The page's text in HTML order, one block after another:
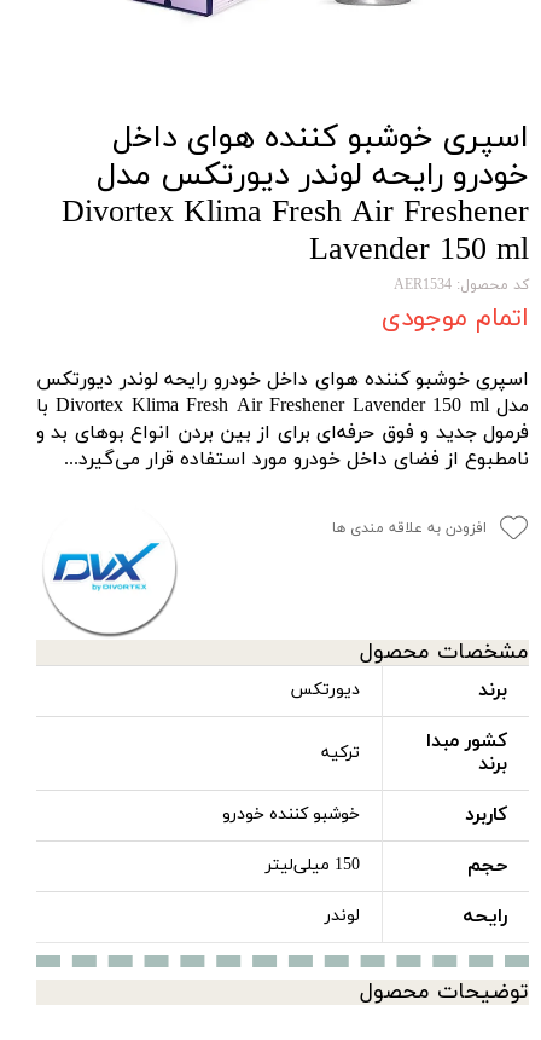
اسپری خوشبو کننده هوای داخل
خودرو رایحه لوندر دیورتکس مدل
Divortex Klima Fresh Air Freshener
Lavender 150 ml
کد محصول: AER1534
اتمام موجودی
اسپری خوشبو کننده هوای داخل خودرو رایحه لوندر دیورتکس
مدل Divortex Klima Fresh Air Freshener Lavender 150 ml با
فرمول جدید و فوق حرفه‌ای برای از بین بردن انواع بوهای بد و
نامطبوع از فضای داخل خودرو مورد استفاده قرار می‌‌گیرد...
افزودن به علاقه مندی ها
مشخصات محصول
برند دیورتکس
کشور مبدا
برند
ترکیه
کاربرد خوشبو کننده خودرو
حجم 150 میلی‌لیتر
رایحه لوندر
توضیحات محصول